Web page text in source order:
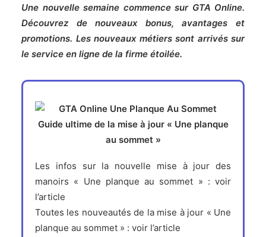
Une nouvelle semaine commence sur GTA Online.
Découvrez de nouveaux bonus, avantages et
promotions. Les nouveaux métiers sont arrivés sur
le service en ligne de la firme étoilée.
Guide ultime de la mise à jour « Une planque
au sommet »
Les infos sur la nouvelle mise à jour des
manoirs « Une planque au sommet » : voir
l’article
Toutes les nouveautés de la mise à jour « Une
planque au sommet » : voir l’article